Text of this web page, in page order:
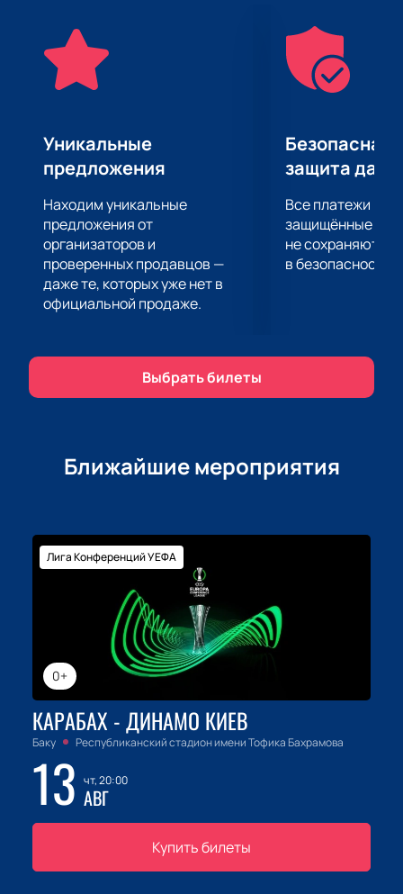
все происходящее на ней в мельчайших
подробностях.
Уникальные
предложения
Находим уникальные
предложения от
организаторов и
проверенных продавцов —
даже те, которых уже нет в
официальной продаже.
Безопасная
защита
Все платежи
защищённые
не сохраняются
в безопасности.
Выбрать билеты
Ближайшие мероприятия
0+
Лига Конференций УЕФА
КАРАБАХ - ДИНАМО КИЕВ
Баку Республиканский стадион имени Тофика Бахрамова
13 чт, 20:00
АВГ
Купить билеты